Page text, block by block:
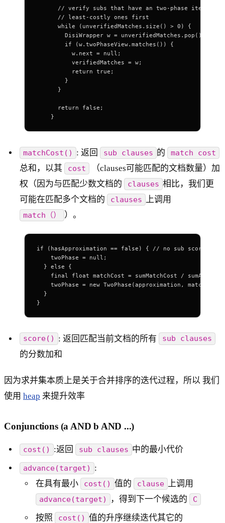
      // verify subs that have an two-phase iterator
      // least-costly ones first
      while (unverifiedMatches.size() > 0) {
        DisiWrapper w = unverifiedMatches.pop();
        if (w.twoPhaseView.matches()) {
          w.next = null;
          verifiedMatches = w;
          return true;
        }
      }
      return false;
    }
matchCost() : 返回 sub clauses 的 match cost
总和，以其 cost
（clauses可能匹配的文档数量）加
权（因为与匹配少数文档的
clauses 相比，我们更
可能在匹配多个文档的
clauses 上调用
match（） ）。
if (hasApproximation == false) { // no sub scorer
    twoPhase = null;
  } else {
final float matchCost = sumMatchCost /
twoPhase = new TwoPhase(approximation,
  }
}
score() : 返回匹配当前文档的所有 sub clauses
的分数加和
因为求并集本质上是关于合并排序的迭代过程，所以 我们
使用 heap 来提升效率
Conjunctions (a AND b AND ...)
cost() :返回 sub clauses 中的最小代价
advance(target)
:
在具有最小
cost() 值的 clause 上调用
advance(target) ，得到下一个候选的 C
按照 cost() 值的升序继续迭代其它的